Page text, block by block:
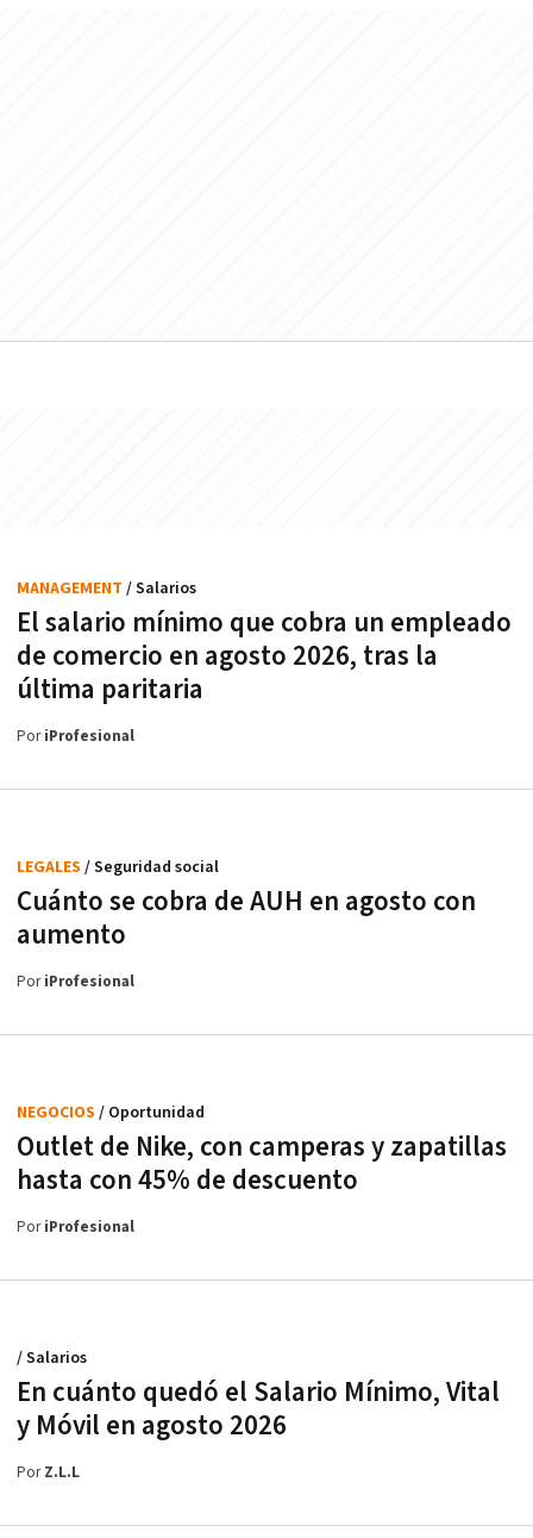
El salario mínimo que cobra un empleado
de comercio en agosto 2026, tras la
última paritaria
MANAGEMENT / Salarios
PoriProfesional
Cuánto se cobra de AUH en agosto con
aumento
LEGALES / Seguridad social
PoriProfesional
Outlet de Nike, con camperas y zapatillas
hasta con 45% de descuento
NEGOCIOS / Oportunidad
PoriProfesional
En cuánto quedó el Salario Mínimo, Vital
y Móvil en agosto 2026
/ Salarios
PorZ.L.L